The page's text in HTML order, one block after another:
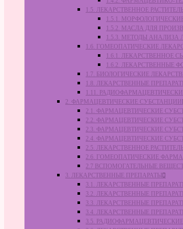
1.5. ЛЕКАРСТВЕННОЕ
1.5.1.
1.5.2. МАСЛА ДЛЯ
1.5.3. МЕТОДЫ
1.6. ГОМЕОПАТИЧЕСКИЕ
1.6.1. ЛЕКАРСТВЕННОЕ
1.6.2.
1.7. БИОЛОГИЧЕСКИЕ
1.8. ЛЕКАРСТВЕННЫЕ
1.11.
2. ФАРМАЦЕВТИЧЕСКИЕ СУБСТАНЦИИ
2.1. ФАРМАЦЕВТИЧЕСКИЕ
2.2. ФАРМАЦЕВТИЧЕСКИЕ
2.3. ФАРМАЦЕВТИЧЕСКИЕ
2.4. ФАРМАЦЕВТИЧЕСКИЕ
2.5. ЛЕКАРСТВЕННОЕ
2.6. ГОМЕОПАТИЧЕСКИЕ
2.7 ВСПОМОГАТЕЛЬНЫЕ
3. ЛЕКАРСТВЕННЫЕ ПРЕПАРАТЫ
3.1. ЛЕКАРСТВЕННЫЕ
3.2. ЛЕКАРСТВЕННЫЕ
3.3. ЛЕКАРСТВЕННЫЕ
3.4. ЛЕКАРСТВЕННЫЕ
3.5.